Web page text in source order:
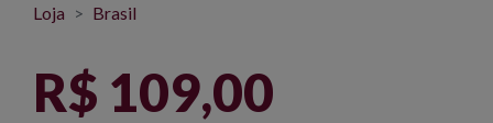
Loja Brasil
R$ 109,00